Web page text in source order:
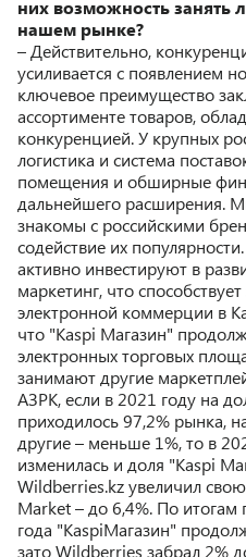
них возможность
нашем рынке?
– Действительно,
усиливается с появлением
ключевое преимущество
ассортименте товаров,
конкуренцией. У крупных
логистика и система
помещения и обширные
дальнейшего расширения.
знакомы с российскими
содействие их
активно инвестируют в
маркетинг, что
электронной коммерции в
что "Kaspi Магазин"
электронных торговых
занимают другие
АЗРК, если в 2021 году на
приходилось 97,2% рынка,
другие – меньше 1%, то в
изменилась и доля "Kaspi
Wildberries.kz увеличил
Market – до 6,4%. По итогам
года "KaspiМагазин"
зато Wildberries забрал 2%